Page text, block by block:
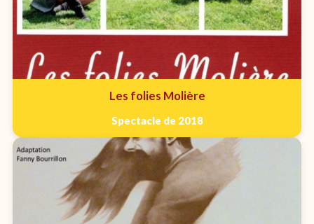
Les folies Molière
Spectacle de 2018